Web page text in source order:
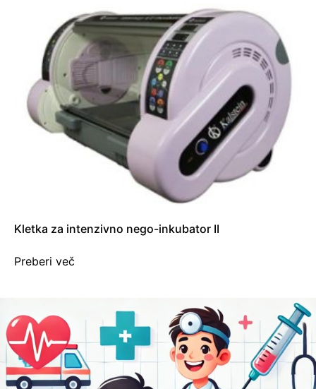
Kletka za intenzivno nego-inkubator II
Preberi več